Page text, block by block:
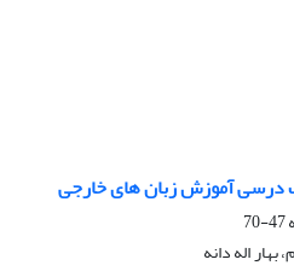
آموزش زبان های خارجی
47-70
اله دانه